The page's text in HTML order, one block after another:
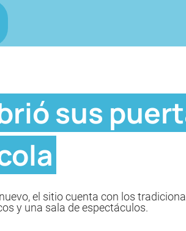
sus
el sitio cuenta con los
y una sala de espectáculos.